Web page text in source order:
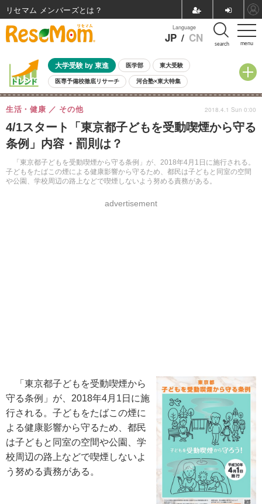
menu
Language
JP / CN search
大学受験 by 東進 医学部 東大受験
医専予備校徹底リサーチ 河合塾×東大特集
親子で考える大学選び 高校受験 中学受験 小学校受験
共通テスト 夏休み
8月開催イベント・WS 全国公立高校 過去問 人気記事
自由研究教材（小学生向け） 自由研究教材（中学生向け）
4/1スタート「東京都子どもを受動喫煙から守る
条例」内容・罰則は？
「東京都子どもを受動喫煙から守る条例」が、2018年4月1日に施行される。
子どもをたばこの煙による健康影響から守るため、都民は子どもと同室の空間
や公園、学校周辺の路上などで喫煙しないよう努める責務がある。
生活・健康 その他
advertisement
2018.4.1 Sun 0:00
「東京都子どもを受動喫煙から
守る条例」が、2018年4月1日に施
行される。子どもをたばこの煙に
よる健康影響から守るため、都民
は子どもと同室の空間や公園、学
校周辺の路上などで喫煙しないよ
う努める責務がある。
リセマム メンバーズ